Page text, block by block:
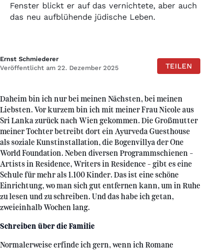
Fenster blickt er auf das vernichtete, aber auch
das neu aufblühende jüdische Leben.
Ernst Schmiederer
Veröffentlicht am 22. Dezember 2025
TEILEN
Daheim bin ich nur bei meinen Nächsten, bei meinen
Liebsten. Vor kurzem bin ich mit meiner Frau Nicole aus
Sri Lanka zurück nach Wien gekommen. Die Großmutter
meiner Tochter betreibt dort ein Ayurveda Guesthouse
als soziale Kunstinstallation, die Bogenvillya der One
World Foundation. Neben diversen Programmschienen –
Artists in Residence, Writers in Residence – gibt es eine
Schule für mehr als 1.100 Kinder. Das ist eine schöne
Einrichtung, wo man sich gut entfernen kann, um in Ruhe
zu lesen und zu schreiben. Und das habe ich getan,
zweieinhalb Wochen lang.
Schreiben über die Familie
Normalerweise erfinde ich gern, wenn ich Romane